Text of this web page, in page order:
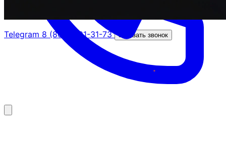
Telegram 8 (800) 201-31-73 Заказать звонок